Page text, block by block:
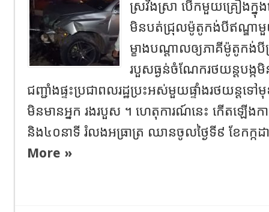
ស្រវឹងស្រា បើកមួយគ្រឿងក្
មិនបត់ជ្រុលម៉ូតូកង់បីឥណ្ឌាមួយ
ម្ខាងបណ្តាល​ឲ្យភាគីម៉ូតូកង់បី
របួសធ្ងន់ចំណែករថយន្តបង្
ជញ្ជាំងផ្ទះប្រជាពលរដ្ឋប្រះអស់មួយផ្ទាំងរថយន្តទ
មិនមានអ្នក រងរបួស ។ ហេតុការណ៍នេះ កើតឡើង
និង៤០នាទី រំលងអធ្រាត្រ ឈានចូលថ្ងៃទី៩ ខែកក្កដ
More »